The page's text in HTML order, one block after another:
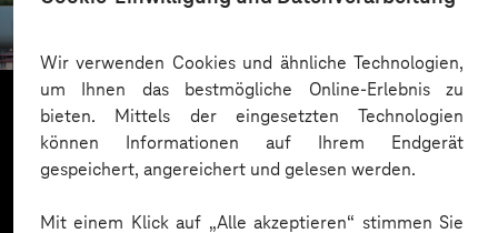
Wir verwenden Cookies und ähnliche Technologien,
um Ihnen das bestmögliche Online-Erlebnis zu
bieten. Mittels der eingesetzten Technologien
können Informationen auf Ihrem Endgerät
gespeichert, angereichert und gelesen werden.
Mit einem Klick auf „Alle akzeptieren“ stimmen Sie
Mehr laden